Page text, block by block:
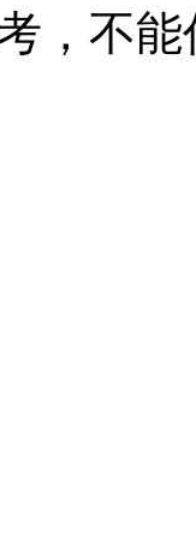
，不